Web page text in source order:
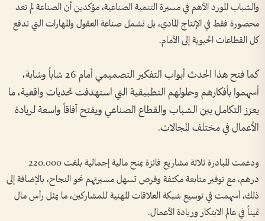
والشباب المورد الأهم في مسيرة التنمية الصناعية، مؤكدين أن الصناعة لم تعد
محصورة فقط في الإنتاج المادي، بل تشمل صناعة العقول والمهارات التي تدفع
كل القطاعات الحيوية إلى الأمام.
كما فتح هذا الحدث أبواب التفكير التصميمي أمام 26 شاباً وشابة،
أسهموا بأفكارهم وحلولهم التطبيقية التي استهدفت تحديات واقعية، ما
يعزز التكامل بين الشباب والقطاع الصناعي ويفتح آفاقاً واسعة لريادة
الأعمال في مختلف المجالات.
ودعمت المبادرة ثلاثة مشاريع فائزة بمنح مالية إجمالية بلغت 220.000
درهم، مع توفير متابعة مكثفة وفرص تسهل مسيرتهم نحو النجاح، بالإضافة إلى
ذلك، أسهمت في توسيع شبكة العلاقات المهنية للمشاركين، ما يمثل رأس مال
ثميناً في عالم الابتكار وريادة الأعمال.